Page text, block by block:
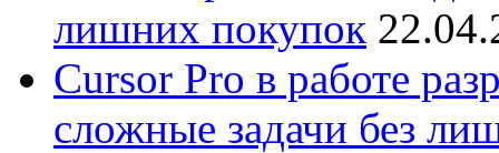
лишних покупок
Cursor Pro в работе
сложные задачи без